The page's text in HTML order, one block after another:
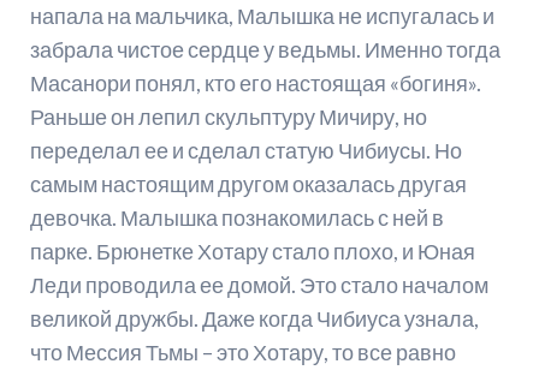
напала на мальчика, Малышка не испугалась и
забрала чистое сердце у ведьмы. Именно тогда
Масанори понял, кто его настоящая «богиня».
Раньше он лепил скульптуру Мичиру, но
переделал ее и сделал статую Чибиусы. Но
самым настоящим другом оказалась другая
девочка. Малышка познакомилась с ней в
парке. Брюнетке Хотару стало плохо, и Юная
Леди проводила ее домой. Это стало началом
великой дружбы. Даже когда Чибиуса узнала,
что Мессия Тьмы – это Хотару, то все равно